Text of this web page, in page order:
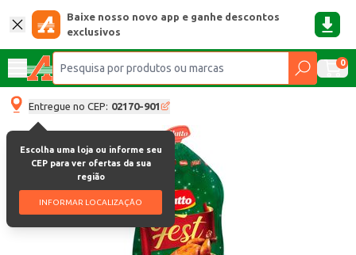
Baixe nosso novo app e ganhe descontos
exclusivos
0
Entregue no CEP: 02170-901
Escolha uma loja ou informe seu
CEP para ver ofertas da sua
região
INFORMAR LOCALIZAÇÃO